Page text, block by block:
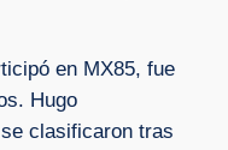
en MX85, fue
Hugo
clasificaron tras